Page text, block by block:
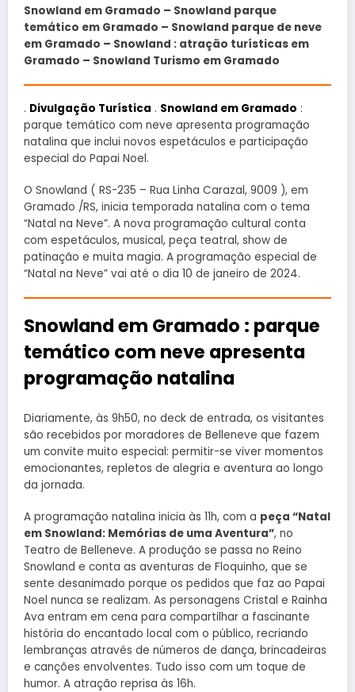
Snowland em Gramado – Snowland parque
temático em Gramado – Snowland parque de neve
em Gramado – Snowland : atração turísticas em
Gramado – Snowland Turismo em Gramado
. Divulgação Turística . Snowland em Gramado :
parque temático com neve apresenta programação
natalina que inclui novos espetáculos e participação
especial do Papai Noel.
O Snowland ( RS-235 – Rua Linha Carazal, 9009 ), em
Gramado /RS, inicia temporada natalina com o tema
“Natal na Neve”. A nova programação cultural conta
com espetáculos, musical, peça teatral, show de
patinação e muita magia. A programação especial de
“Natal na Neve” vai até o dia 10 de janeiro de 2024.
Snowland em Gramado : parque
temático com neve apresenta
programação natalina
Diariamente, às 9h50, no deck de entrada, os visitantes
são recebidos por moradores de Belleneve que fazem
um convite muito especial: permitir-se viver momentos
emocionantes, repletos de alegria e aventura ao longo
da jornada.
A programação natalina inicia às 11h, com a peça “Natal
em Snowland: Memórias de uma Aventura”, no
Teatro de Belleneve. A produção se passa no Reino
Snowland e conta as aventuras de Floquinho, que se
sente desanimado porque os pedidos que faz ao Papai
Noel nunca se realizam. As personagens Cristal e Rainha
Ava entram em cena para compartilhar a fascinante
história do encantado local com o público, recriando
lembranças através de números de dança, brincadeiras
e canções envolventes. Tudo isso com um toque de
humor. A atração reprisa às 16h.